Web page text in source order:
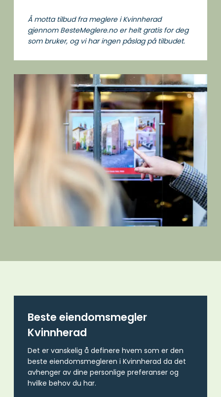
Å motta tilbud fra meglere i Kvinnherad
gjennom BesteMeglere.no er helt gratis for deg
som bruker, og vi har ingen påslag på tilbudet.
Beste eiendomsmegler
Kvinnherad
Det er vanskelig å definere hvem som er den
beste eiendomsmegleren i Kvinnherad da det
avhenger av dine personlige preferanser og
hvilke behov du har.